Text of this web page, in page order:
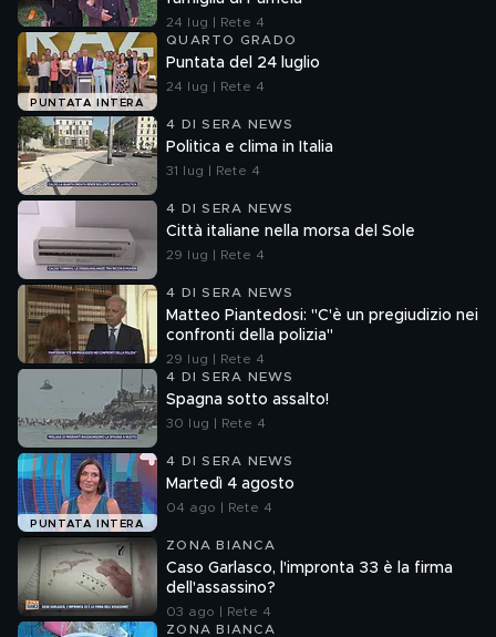
24 lug | Rete 4
PUNTATA INTERA
QUARTO GRADO
Puntata del 24 luglio
24 lug | Rete 4
4 DI SERA NEWS
Politica e clima in Italia
31 lug | Rete 4
4 DI SERA NEWS
Città italiane nella morsa del Sole
29 lug | Rete 4
4 DI SERA NEWS
Matteo Piantedosi: "C'è un pregiudizio nei
confronti della polizia"
29 lug | Rete 4
4 DI SERA NEWS
Spagna sotto assalto!
30 lug | Rete 4
PUNTATA INTERA
4 DI SERA NEWS
Martedì 4 agosto
04 ago | Rete 4
ZONA BIANCA
Caso Garlasco, l'impronta 33 è la firma
dell'assassino?
03 ago | Rete 4
ZONA BIANCA